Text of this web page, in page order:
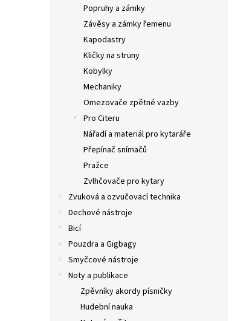
Popruhy a zámky
Závěsy a zámky řemenu
Kapodastry
Kličky na struny
Kobylky
Mechaniky
Omezovače zpětné vazby
Pro Citeru
Nářadí a materiál pro kytaráře
Přepínač snímačů
Pražce
Zvlhčovače pro kytary
Zvuková a ozvučovací technika
Dechové nástroje
Bicí
Pouzdra a Gigbagy
Smyčcové nástroje
Noty a publikace
Zpěvníky akordy písničky
Hudební nauka